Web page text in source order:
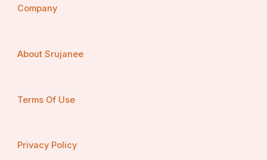
Company
About Srujanee
Terms Of Use
Privacy Policy